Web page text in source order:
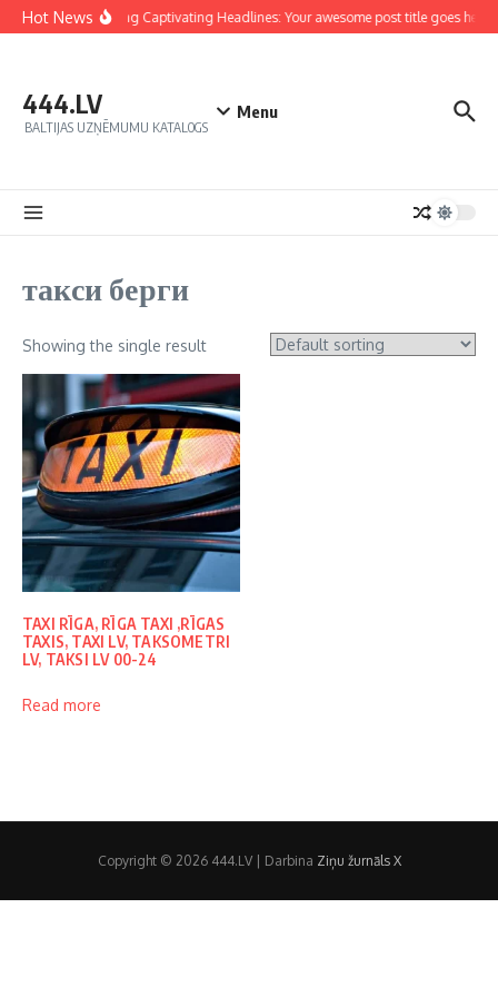
Hot NewsCrafting Captivating Headlines: Your awesome post title goes here
444.LV
BALTIJAS UZŅĒMUMU KATALOGS
Menu
такси берги
Showing the single result
TAXI RĪGA, RĪGA TAXI ,RĪGAS
TAXIS, TAXI LV, TAKSOMETRI
LV, TAKSI LV 00-24
Read more
Copyright © 2026 444.LV | Darbina Ziņu žurnāls X